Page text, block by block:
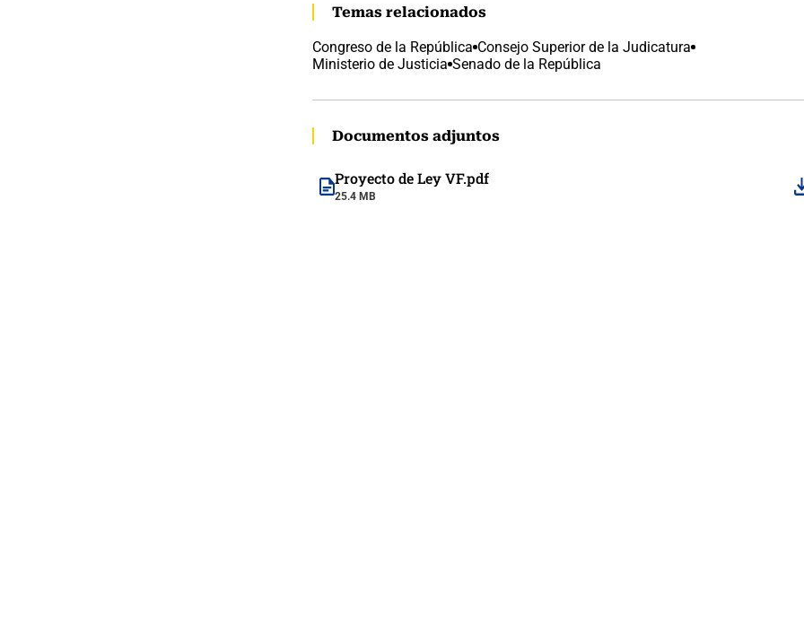
Temas relacionados
Congreso de la República Consejo Superior de la Judicatura
Ministerio de Justicia Senado de la República
Documentos adjuntos
Proyecto de Ley VF.pdf
25.4 MB